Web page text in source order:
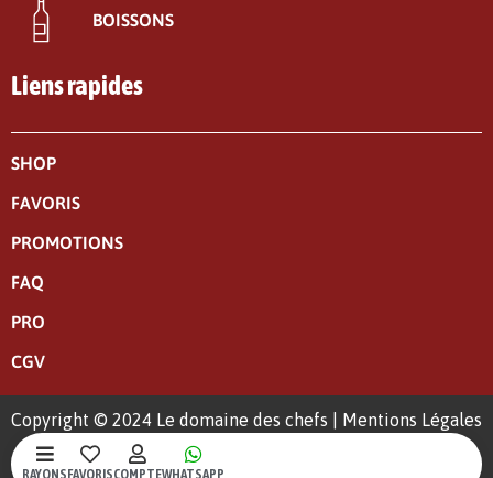
RAYONSFAVORISCOMPTEWHATSAPP
BOISSONS
Liens rapides
SHOP
FAVORIS
PROMOTIONS
FAQ
PRO
CGV
Copyright © 2024 Le domaine des chefs |
Mentions Légales
|Politique de confidentialité